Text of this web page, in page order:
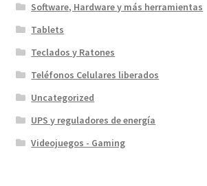
Software, Hardware y más herramientas
Tablets
Teclados y Ratones
Teléfonos Celulares liberados
Uncategorized
UPS y reguladores de energía
Videojuegos - Gaming